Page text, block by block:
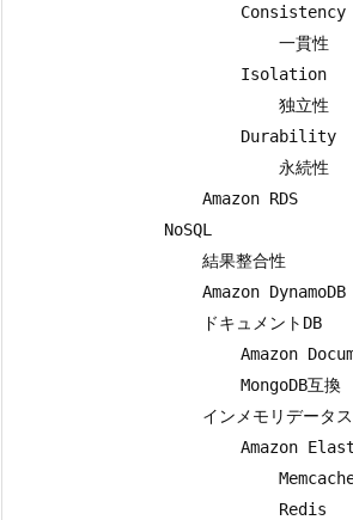
                        Consistency
                            一貫性
                        Isolation
                            独立性
                        Durability
                            永続性
                    Amazon RDS
                NoSQL
                    結果整合性
                    Amazon DynamoDB
                    ドキュメントDB
Amazon
                        MongoDB互換
インメモリデータ
Amazon
                            Redis